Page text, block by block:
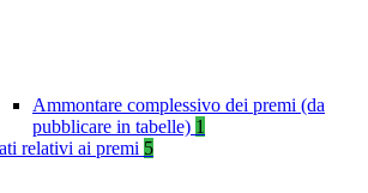
Ammontare complessivo dei premi (da
pubblicare in tabelle) 1
relativi ai premi 5